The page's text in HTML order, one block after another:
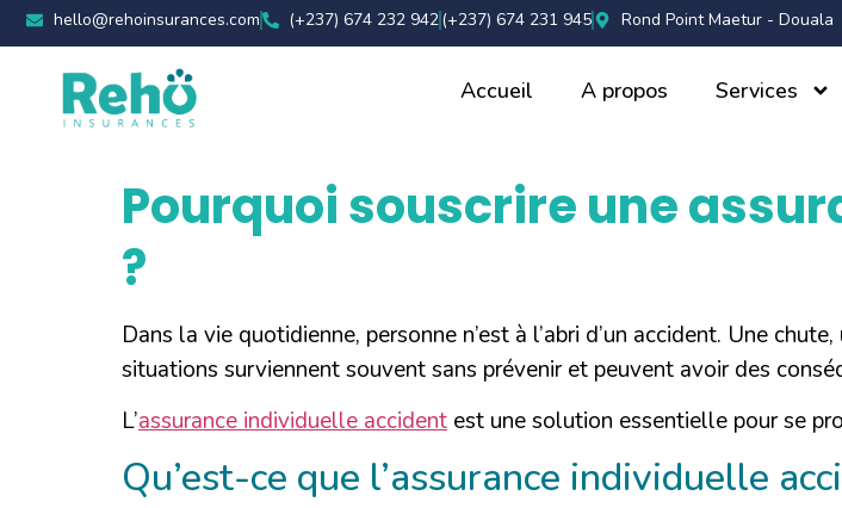
hello@rehoinsurances.com (+237) 674 232 942(+237) 674 231 945 Rond Point Maetur - Douala
Accueil A propos Services
Pourquoi souscrire une
?
Dans la vie quotidienne, personne n’est à l’abri d’un accident. Une
situations surviennent souvent sans prévenir et peuvent avoir des
L’assurance individuelle accident est une solution essentielle pour se
Qu’est-ce que l’assurance individuelle